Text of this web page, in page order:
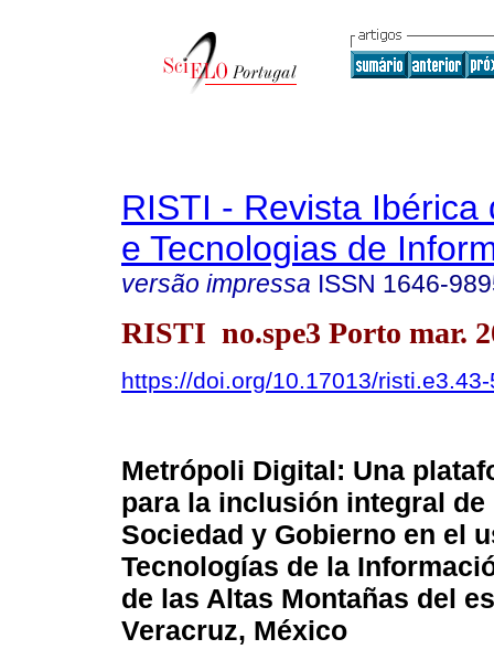
RISTI - Revista Ibérica
e Tecnologias de
versão impressa ISSN 1646-
RISTI no.spe3 Porto mar.
https://doi.org/10.17013/
Metrópoli Digital: Una
para la inclusión integral de
Sociedad y Gobierno en el
Tecnologías de la
de las Altas Montañas del
Veracruz, México